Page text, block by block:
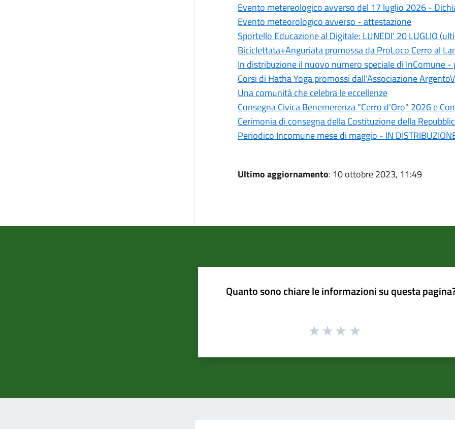
Evento metereologico avverso del 17 luglio 2026 -
Evento meteorologico avverso - attestazione
Sportello Educazione al Digitale: LUNEDI' 20 LUGLIO
Biciclettata+Anguriata promossa da ProLoco Cerro al
In distribuzione il nuovo numero speciale di InComune
Corsi di Hatha Yoga promossi dall'Associazione
Una comunità che celebra le eccellenze
Consegna Civica Benemerenza "Cerro d'Oro" 2026 e
Cerimonia di consegna della Costituzione della
Periodico Incomune mese di maggio - IN
Ultimo aggiornamento: 10 ottobre 2023, 11:49
Quanto sono chiare le informazioni su questa